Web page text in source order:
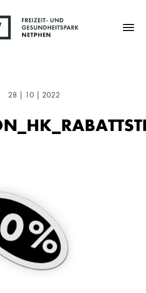
28 | 10 | 2022